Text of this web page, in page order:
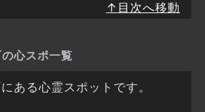
↑目次へ移動
心スポ一覧
ある心霊スポットです。